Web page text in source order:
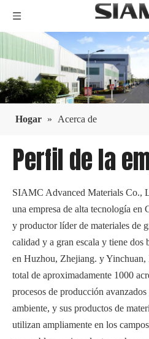
Hogar » Acerca de
Perfil de la
SIAMC Advanced Materials Co.,
una empresa de alta tecnología en
y productor líder de materiales de
calidad y a gran escala y tiene dos
en Huzhou, Zhejiang. y
total de aproximadamente 1000
procesos de producción
ambiente, y sus productos de
utilizan ampliamente en los